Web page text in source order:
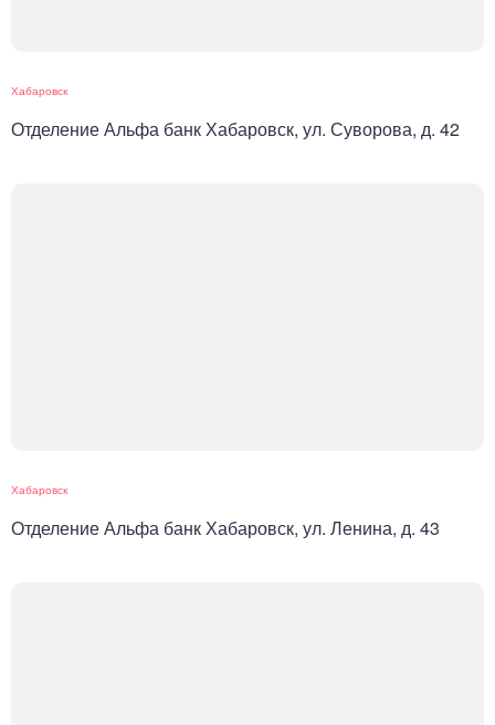
Хабаровск
Отделение Альфа банк Хабаровск, ул. Суворова, д. 42
Хабаровск
Отделение Альфа банк Хабаровск, ул. Ленина, д. 43